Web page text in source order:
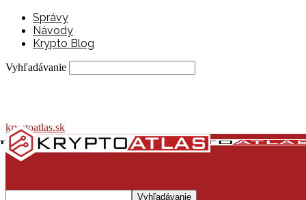
Správy
Návody
Krypto Blog
Vyhľadávanie
kryptoatlas.sk